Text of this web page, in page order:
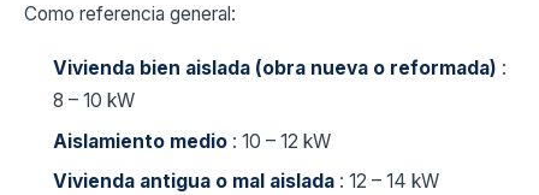
Como referencia general:
Vivienda bien aislada (obra nueva o reformada) :
8 – 10 kW
Aislamiento medio : 10 – 12 kW
Vivienda antigua o mal aislada : 12 – 14 kW